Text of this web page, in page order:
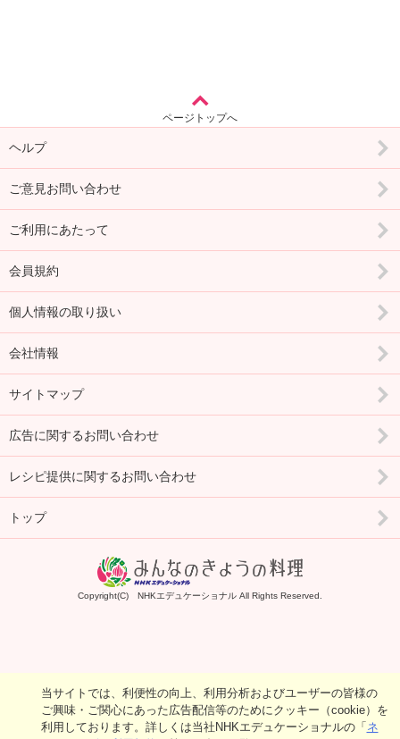
ページトップへ
ヘルプ
ご意見お問い合わせ
ご利用にあたって
会員規約
個人情報の取り扱い
会社情報
サイトマップ
広告に関するお問い合わせ
レシピ提供に関するお問い合わせ
トップ
Copyright(C) NHKエデュケーショナル All Rights Reserved.
当サイトでは、利便性の向上、利用分析およびユーザーの皆様の
ご興味・ご関心にあった広告配信等のためにクッキー（cookie）を
利用しております。詳しくは当社NHKエデュケーショナルの「ネ